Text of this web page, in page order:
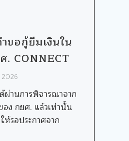
ขอกู้ยืมเงินใน
. CONNECT
านการพิจารณาจาก
ง กยศ. แล้วเท่านั้น
รอประกาศจาก